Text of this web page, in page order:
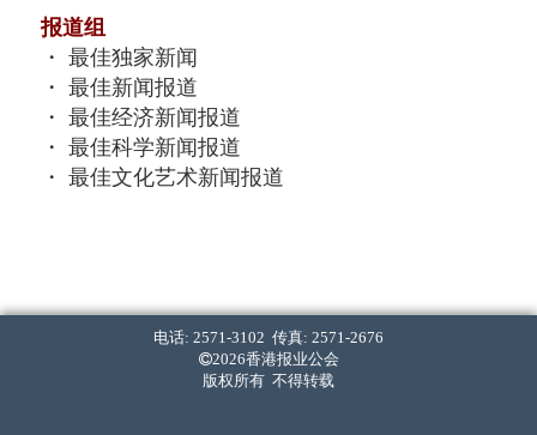
报道组
・ 最佳独家新闻
・ 最佳新闻报道
・ 最佳经济新闻报道
・ 最佳科学新闻报道
・ 最佳文化艺术新闻报道
・ 最佳经济新闻写作 (中文组)
・ 最佳标题 (中文组)
・ 最佳新闻写作 (英文组)
电话: 2571-3102 传真: 2571-2676
2026香港报业公会
版权所有 不得转载